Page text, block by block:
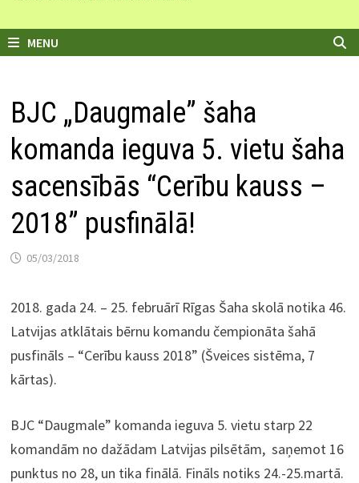
MENU
BJC „Daugmale” šaha
komanda ieguva 5. vietu šaha
sacensībās “Cerību kauss –
2018” pusfinālā!
05/03/2018
2018. gada 24. – 25. februārī Rīgas Šaha skolā notika 46.
Latvijas atklātais bērnu komandu čempionāta šahā
pusfināls – “Cerību kauss 2018” (Šveices sistēma, 7
kārtas).
BJC “Daugmale” komanda ieguva 5. vietu starp 22
komandām no dažādam Latvijas pilsētām, saņemot 16
punktus no 28, un tika finālā. Fināls notiks 24.-25.martā.